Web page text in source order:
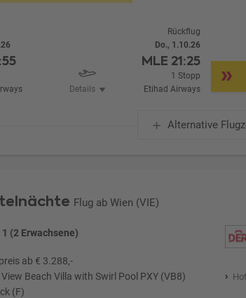
Details
Rückflug
Do., 1.10.26
MLE 21:25
1 Stopp
Etihad Airways
Alternative
Flug ab Wien (VIE)
(2 Erwachsene)
ab € 3.288,-
Beach Villa with Swirl Pool PXY (VB8)
(F)